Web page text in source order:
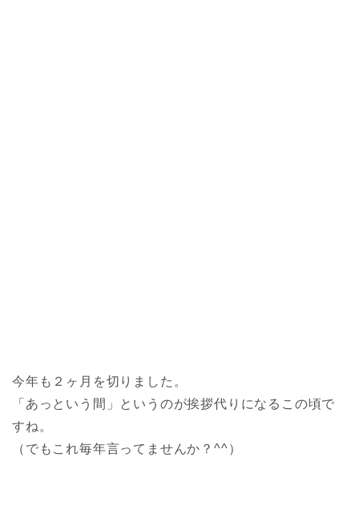
今年も２ヶ月を切りました。
「あっという間」というのが挨拶代りになるこの頃で
すね。
（でもこれ毎年言ってませんか？^^）